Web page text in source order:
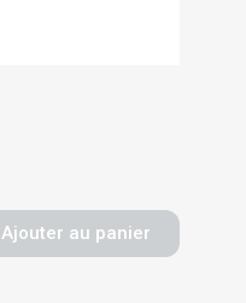
Ajouter au panier